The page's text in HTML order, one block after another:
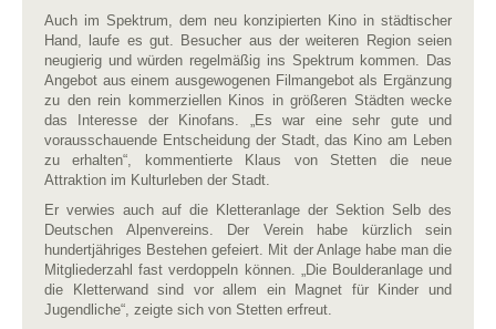
Auch im Spektrum, dem neu konzipierten Kino in städtischer
Hand, laufe es gut. Besucher aus der weiteren Region seien
neugierig und würden regelmäßig ins Spektrum kommen. Das
Angebot aus einem ausgewogenen Filmangebot als Ergänzung
zu den rein kommerziellen Kinos in größeren Städten wecke
das Interesse der Kinofans. „Es war eine sehr gute und
vorausschauende Entscheidung der Stadt, das Kino am Leben
zu erhalten“, kommentierte Klaus von Stetten die neue
Attraktion im Kulturleben der Stadt.
Er verwies auch auf die Kletteranlage der Sektion Selb des
Deutschen Alpenvereins. Der Verein habe kürzlich sein
hundertjähriges Bestehen gefeiert. Mit der Anlage habe man die
Mitgliederzahl fast verdoppeln können. „Die Boulderanlage und
die Kletterwand sind vor allem ein Magnet für Kinder und
Jugendliche“, zeigte sich von Stetten erfreut.